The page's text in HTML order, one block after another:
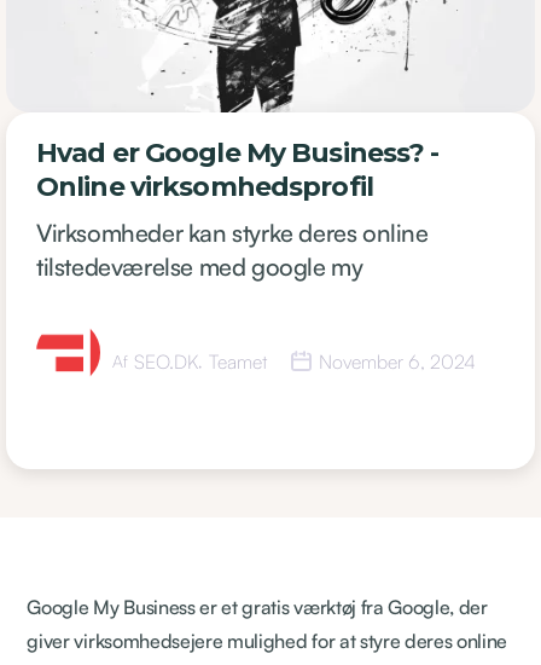
Hvad er Google My Business? -
Online virksomhedsprofil
Virksomheder kan styrke deres online
tilstedeværelse med google my
Af SEO.DK Teamet November 6, 2024
Google My Business er et gratis værktøj fra Google, der
giver virksomhedsejere mulighed for at styre deres online